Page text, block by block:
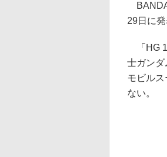
29日に
「HG
士ガンダ
モビル
ない。